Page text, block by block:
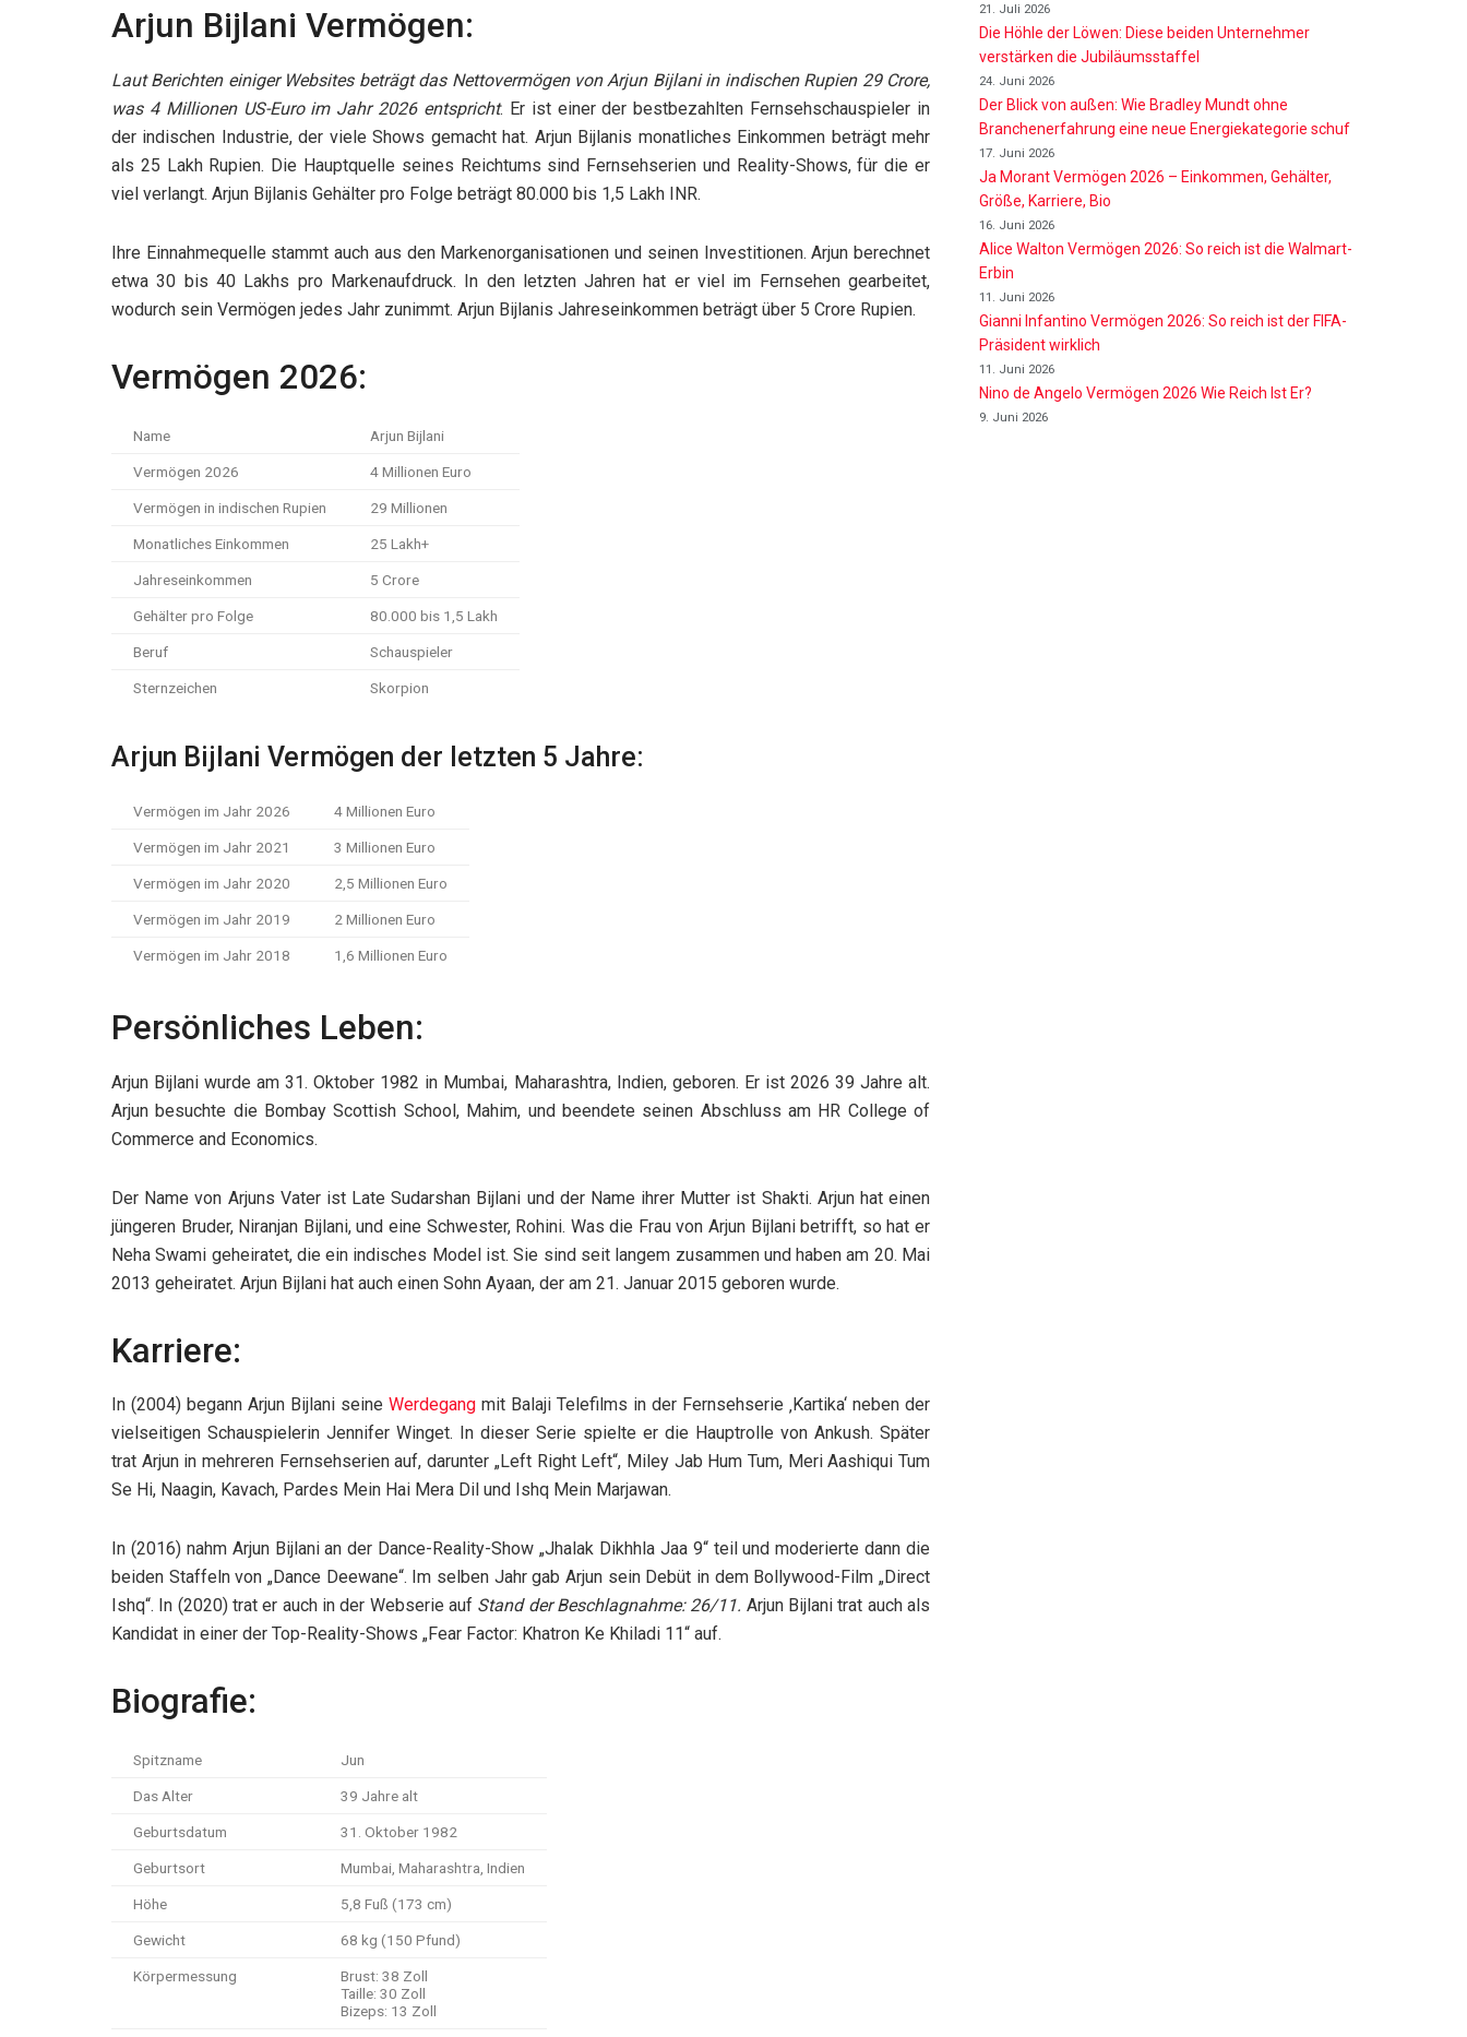
Arjun Bijlani Vermögen:
Laut Berichten einiger Websites beträgt das Nettovermögen von Arjun Bijlani in indischen Rupien 29 Crore,
was 4 Millionen US-Euro im Jahr 2026 entspricht. Er ist einer der bestbezahlten Fernsehschauspieler in
der indischen Industrie, der viele Shows gemacht hat. Arjun Bijlanis monatliches Einkommen beträgt mehr
als 25 Lakh Rupien. Die Hauptquelle seines Reichtums sind Fernsehserien und Reality-Shows, für die er
viel verlangt. Arjun Bijlanis Gehälter pro Folge beträgt 80.000 bis 1,5 Lakh INR.
Ihre Einnahmequelle stammt auch aus den Markenorganisationen und seinen Investitionen. Arjun berechnet
etwa 30 bis 40 Lakhs pro Markenaufdruck. In den letzten Jahren hat er viel im Fernsehen gearbeitet,
wodurch sein Vermögen jedes Jahr zunimmt. Arjun Bijlanis Jahreseinkommen beträgt über 5 Crore Rupien.
Vermögen 2026:
Name Arjun Bijlani
Vermögen 2026 4 Millionen Euro
Vermögen in indischen Rupien 29 Millionen
Monatliches Einkommen 25 Lakh+
Jahreseinkommen 5 Crore
Gehälter pro Folge 80.000 bis 1,5 Lakh
Beruf Schauspieler
Sternzeichen Skorpion
Arjun Bijlani Vermögen der letzten 5 Jahre:
Vermögen im Jahr 2026 4 Millionen Euro
Vermögen im Jahr 2021 3 Millionen Euro
Vermögen im Jahr 2020 2,5 Millionen Euro
Vermögen im Jahr 2019 2 Millionen Euro
Vermögen im Jahr 2018 1,6 Millionen Euro
Persönliches Leben:
Arjun Bijlani wurde am 31. Oktober 1982 in Mumbai, Maharashtra, Indien, geboren. Er ist 2026 39 Jahre alt.
Arjun besuchte die Bombay Scottish School, Mahim, und beendete seinen Abschluss am HR College of
Commerce and Economics.
Der Name von Arjuns Vater ist Late Sudarshan Bijlani und der Name ihrer Mutter ist Shakti. Arjun hat einen
jüngeren Bruder, Niranjan Bijlani, und eine Schwester, Rohini. Was die Frau von Arjun Bijlani betrifft, so hat er
Neha Swami geheiratet, die ein indisches Model ist. Sie sind seit langem zusammen und haben am 20. Mai
2013 geheiratet. Arjun Bijlani hat auch einen Sohn Ayaan, der am 21. Januar 2015 geboren wurde.
Karriere:
In (2004) begann Arjun Bijlani seine Werdegang mit Balaji Telefilms in der Fernsehserie ‚Kartika‘ neben der
vielseitigen Schauspielerin Jennifer Winget. In dieser Serie spielte er die Hauptrolle von Ankush. Später
trat Arjun in mehreren Fernsehserien auf, darunter „Left Right Left“, Miley Jab Hum Tum, Meri Aashiqui Tum
Se Hi, Naagin, Kavach, Pardes Mein Hai Mera Dil und Ishq Mein Marjawan.
In (2016) nahm Arjun Bijlani an der Dance-Reality-Show „Jhalak Dikhhla Jaa 9“ teil und moderierte dann die
beiden Staffeln von „Dance Deewane“. Im selben Jahr gab Arjun sein Debüt in dem Bollywood-Film „Direct
Ishq“. In (2020) trat er auch in der Webserie auf Stand der Beschlagnahme: 26/11. Arjun Bijlani trat auch als
Kandidat in einer der Top-Reality-Shows „Fear Factor: Khatron Ke Khiladi 11“ auf.
Biografie:
Spitzname Jun
Das Alter 39 Jahre alt
Geburtsdatum 31. Oktober 1982
Geburtsort Mumbai, Maharashtra, Indien
Höhe 5,8 Fuß (173 cm)
Gewicht 68 kg (150 Pfund)
Körpermessung
Brust: 38 Zoll
Taille: 30 Zoll
Bizeps: 13 Zoll
21. Juli 2026
Die Höhle der Löwen: Diese beiden Unternehmer
verstärken die Jubiläumsstaffel
24. Juni 2026
Der Blick von außen: Wie Bradley Mundt ohne
Branchenerfahrung eine neue Energiekategorie schuf
17. Juni 2026
Ja Morant Vermögen 2026 – Einkommen, Gehälter,
Größe, Karriere, Bio
16. Juni 2026
Alice Walton Vermögen 2026: So reich ist die Walmart-
Erbin
11. Juni 2026
Gianni Infantino Vermögen 2026: So reich ist der FIFA-
Präsident wirklich
11. Juni 2026
Nino de Angelo Vermögen 2026 Wie Reich Ist Er?
9. Juni 2026